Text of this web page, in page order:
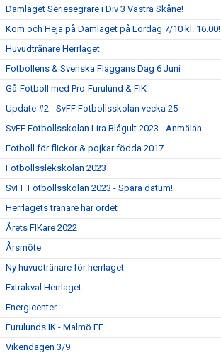
Damlaget Seriesegrare i Div 3 Västra Skåne!
Kom och Heja på Damlaget på Lördag 7/10 kl. 16.00!
Huvudtränare Herrlaget
Fotbollens & Svenska Flaggans Dag 6 Juni
Gå-Fotboll med Pro-Furulund & FIK
Update #2 - SvFF Fotbollsskolan vecka 25
SvFF Fotbollsskolan Lira Blågult 2023 - Anmälan
Fotboll för flickor & pojkar födda 2017
Fotbollsslekskolan 2023
SvFF Fotbollsskolan 2023 - Spara datum!
Herrlagets tränare har ordet
Årets FIKare 2022
Årsmöte
Ny huvudtränare för herrlaget
Extrakval Herrlaget
Energicenter
Furulunds IK - Malmö FF
Vikendagen 3/9